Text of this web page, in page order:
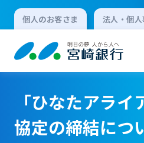
個人のお客さま 法人・個
個人向けインター
「ひなたアラ
協定の締結につ